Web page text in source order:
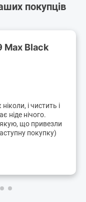
покупців
Max Black
і чистить і
ніде нічого.
що привезли
покупку)